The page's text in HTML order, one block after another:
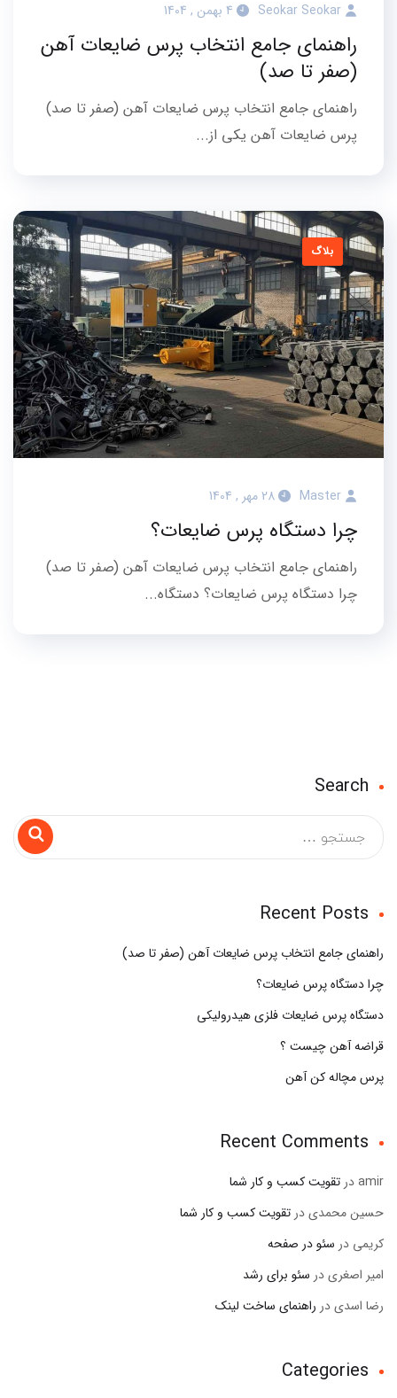
Seokar Seokar 4 بهمن , 1404
راهنمای جامع انتخاب پرس ضایعات آهن
(صفر تا صد)
راهنمای جامع انتخاب پرس ضایعات آهن (صفر تا صد)
پرس ضایعات آهن یکی از...
بلاگ
Master 28 مهر , 1404
چرا دستگاه پرس ضایعات؟
راهنمای جامع انتخاب پرس ضایعات آهن (صفر تا صد)
چرا دستگاه پرس ضایعات؟ دستگاه...
Search
Recent Posts
راهنمای جامع انتخاب پرس ضایعات آهن (صفر تا صد)
چرا دستگاه پرس ضایعات؟
دستگاه پرس ضایعات فلزی هیدرولیکی
قراضه آهن چیست ؟
پرس مچاله کن آهن
Recent Comments
amirدر تقویت کسب و کار شما
حسین محمدیدر تقویت کسب و کار شما
کریمی در سئو در صفحه
امیر اصغریدر سئو برای رشد
رضا اسدیدر راهنمای ساخت لینک
Categories